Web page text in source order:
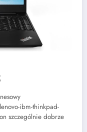
ibm-thinkpad-
szczególnie dobrze